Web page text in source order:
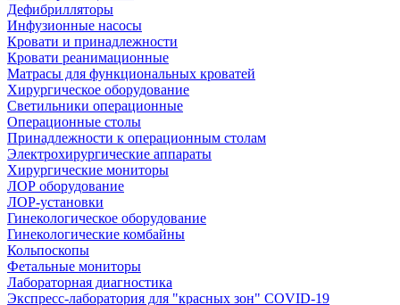
Дефибрилляторы
Инфузионные насосы
Кровати и принадлежности
Кровати реанимационные
Матрасы для функциональных кроватей
Хирургическое оборудование
Светильники операционные
Операционные столы
Принадлежности к операционным столам
Электрохирургические аппараты
Хирургические мониторы
ЛОР оборудование
ЛОР-установки
Гинекологическое оборудование
Гинекологические комбайны
Кольпоскопы
Фетальные мониторы
Лабораторная диагностика
Экспресс-лаборатория для "красных зон" COVID-19